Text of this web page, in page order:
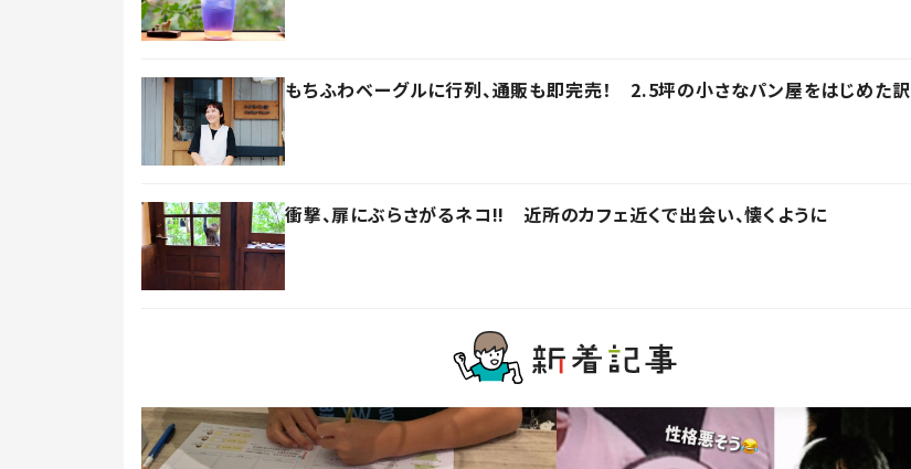
もちふわベーグルに行列、通販も即完売！ 2.5坪の小さなパン屋をはじめた訳
衝撃、扉にぶらさがるネコ!! 近所のカフェ近くで出会い、懐くように